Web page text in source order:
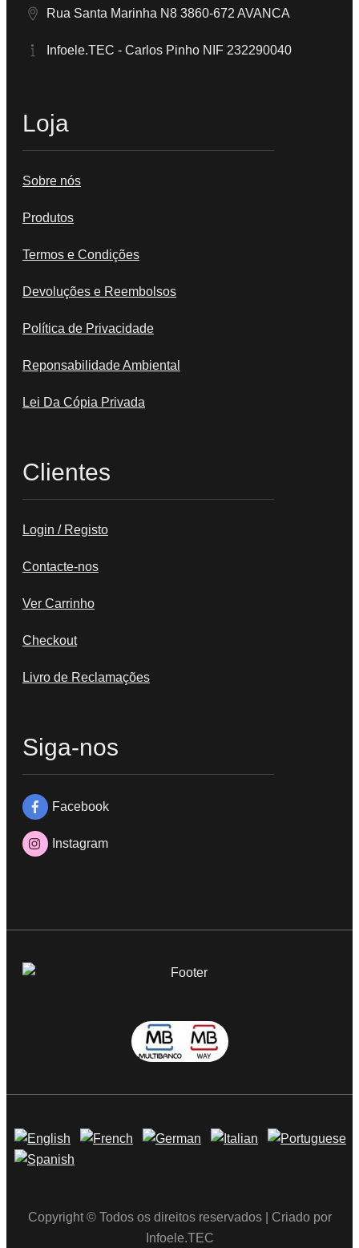
Rua Santa Marinha N8 3860-672 AVANCA
Infoele.TEC - Carlos Pinho NIF 232290040
Loja
Sobre nós
Produtos
Termos e Condições
Devoluções e Reembolsos
Política de Privacidade
Reponsabilidade Ambiental
Lei Da Cópia Privada
Clientes
Login / Registo
Contacte-nos
Ver Carrinho
Checkout
Livro de Reclamações
Siga-nos
Facebook
Instagram
Copyright © Todos os direitos reservados | Criado por
Infoele.TEC